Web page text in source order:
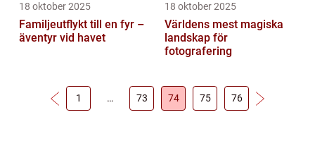
18 oktober 2025
Familjeutflykt till en fyr –
äventyr vid havet
18 oktober 2025
Världens mest magiska
landskap för
fotografering
1 … 73 74 75 76